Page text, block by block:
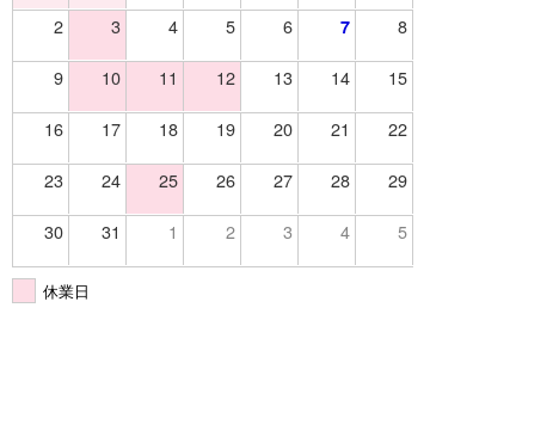
2 3 4 5 6 7 8
9 10 11 12 13 14 15
16 17 18 19 20 21 22
23 24 25 26 27 28 29
30 31 1 2 3 4 5
休業日